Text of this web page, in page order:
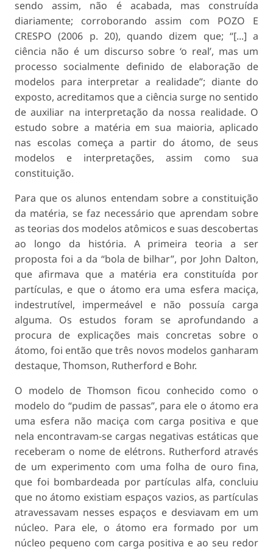
sendo assim, não é acabada, mas construída
diariamente; corroborando assim com POZO E
CRESPO (2006 p. 20), quando dizem que; “[...] a
ciência não é um discurso sobre ‘o real’, mas um
processo socialmente definido de elaboração de
modelos para interpretar a realidade”; diante do
exposto, acreditamos que a ciência surge no sentido
de auxiliar na interpretação da nossa realidade. O
estudo sobre a matéria em sua maioria, aplicado
nas escolas começa a partir do átomo, de seus
modelos e interpretações, assim como sua
constituição.
Para que os alunos entendam sobre a constituição
da matéria, se faz necessário que aprendam sobre
as teorias dos modelos atômicos e suas descobertas
ao longo da história. A primeira teoria a ser
proposta foi a da “bola de bilhar”, por John Dalton,
que afirmava que a matéria era constituída por
partículas, e que o átomo era uma esfera maciça,
indestrutível, impermeável e não possuía carga
alguma. Os estudos foram se aprofundando a
procura de explicações mais concretas sobre o
átomo, foi então que três novos modelos ganharam
destaque, Thomson, Rutherford e Bohr.
O modelo de Thomson ficou conhecido como o
modelo do “pudim de passas”, para ele o átomo era
uma esfera não maciça com carga positiva e que
nela encontravam-se cargas negativas estáticas que
receberam o nome de elétrons. Rutherford através
de um experimento com uma folha de ouro fina,
que foi bombardeada por partículas alfa, concluiu
que no átomo existiam espaços vazios, as partículas
atravessavam nesses espaços e desviavam em um
núcleo. Para ele, o átomo era formado por um
núcleo pequeno com carga positiva e ao seu redor